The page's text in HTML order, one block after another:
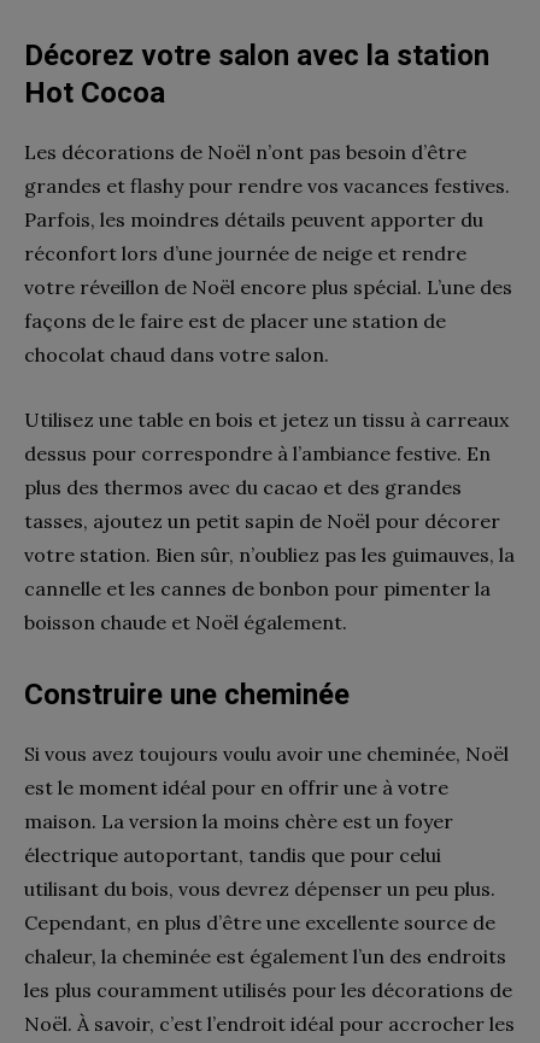
Décorez votre salon avec la station
Hot Cocoa
Les décorations de Noël n’ont pas besoin d’être
grandes et flashy pour rendre vos vacances festives.
Parfois, les moindres détails peuvent apporter du
réconfort lors d’une journée de neige et rendre
votre réveillon de Noël encore plus spécial. L’une des
façons de le faire est de placer une station de
chocolat chaud dans votre salon.
Utilisez une table en bois et jetez un tissu à carreaux
dessus pour correspondre à l’ambiance festive. En
plus des thermos avec du cacao et des grandes
tasses, ajoutez un petit sapin de Noël pour décorer
votre station. Bien sûr, n’oubliez pas les guimauves, la
cannelle et les cannes de bonbon pour pimenter la
boisson chaude et Noël également.
Construire une cheminée
Si vous avez toujours voulu avoir une cheminée, Noël
est le moment idéal pour en offrir une à votre
maison. La version la moins chère est un foyer
électrique autoportant, tandis que pour celui
utilisant du bois, vous devrez dépenser un peu plus.
Cependant, en plus d’être une excellente source de
chaleur, la cheminée est également l’un des endroits
les plus couramment utilisés pour les décorations de
Noël. À savoir, c’est l’endroit idéal pour accrocher les